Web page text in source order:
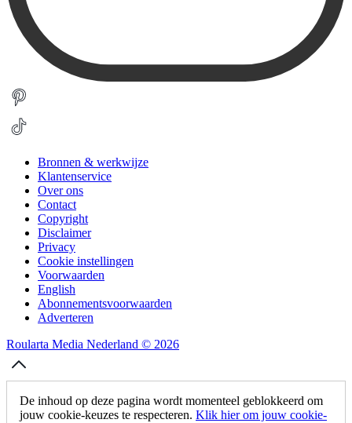
Bronnen & werkwijze
Klantenservice
Over ons
Contact
Copyright
Disclaimer
Privacy
Cookie instellingen
Voorwaarden
English
Abonnementsvoorwaarden
Adverteren
Roularta Media Nederland © 2026
De inhoud op deze pagina wordt momenteel geblokkeerd om
jouw cookie-keuzes te respecteren. Klik hier om jouw cookie-